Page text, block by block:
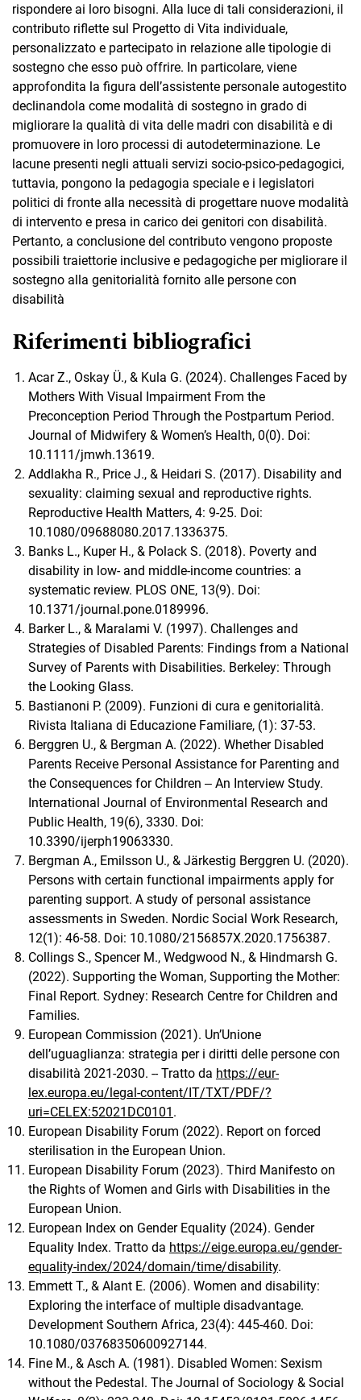
rispondere ai loro bisogni. Alla luce di tali considerazioni, il
contributo riflette sul Progetto di Vita individuale,
personalizzato e partecipato in relazione alle tipologie di
sostegno che esso può offrire. In particolare, viene
approfondita la figura dell’assistente personale autogestito
declinandola come modalità di sostegno in grado di
migliorare la qualità di vita delle madri con disabilità e di
promuovere in loro processi di autodeterminazione. Le
lacune presenti negli attuali servizi socio-psico-pedagogici,
tuttavia, pongono la pedagogia speciale e i legislatori
politici di fronte alla necessità di progettare nuove modalità
di intervento e presa in carico dei genitori con disabilità.
Pertanto, a conclusione del contributo vengono proposte
possibili traiettorie inclusive e pedagogiche per migliorare il
sostegno alla genitorialità fornito alle persone con
disabilità
Riferimenti bibliografici
Acar Z., Oskay Ü., & Kula G. (2024). Challenges Faced by
Mothers With Visual Impairment From the
Preconception Period Through the Postpartum Period.
Journal of Midwifery & Women’s Health, 0(0). Doi:
10.1111/jmwh.13619.
Addlakha R., Price J., & Heidari S. (2017). Disability and
sexuality: claiming sexual and reproductive rights.
Reproductive Health Matters, 4: 9-25. Doi:
10.1080/09688080.2017.1336375.
Banks L., Kuper H., & Polack S. (2018). Poverty and
disability in low- and middle-income countries: a
systematic review. PLOS ONE, 13(9). Doi:
10.1371/journal.pone.0189996.
Barker L., & Maralami V. (1997). Challenges and
Strategies of Disabled Parents: Findings from a National
Survey of Parents with Disabilities. Berkeley: Through
the Looking Glass.
Bastianoni P. (2009). Funzioni di cura e genitorialità.
Rivista Italiana di Educazione Familiare, (1): 37-53.
Berggren U., & Bergman A. (2022). Whether Disabled
Parents Receive Personal Assistance for Parenting and
the Consequences for Children ‒ An Interview Study.
International Journal of Environmental Research and
Public Health, 19(6), 3330. Doi:
10.3390/ijerph19063330.
Bergman A., Emilsson U., & Järkestig Berggren U. (2020).
Persons with certain functional impairments apply for
parenting support. A study of personal assistance
assessments in Sweden. Nordic Social Work Research,
12(1): 46-58. Doi: 10.1080/2156857X.2020.1756387.
Collings S., Spencer M., Wedgwood N., & Hindmarsh G.
(2022). Supporting the Woman, Supporting the Mother:
Final Report. Sydney: Research Centre for Children and
Families.
European Commission (2021). Un’Unione
dell’uguaglianza: strategia per i diritti delle persone con
disabilità 2021-2030. -- Tratto da https://eur-
lex.europa.eu/legal-content/IT/TXT/PDF/?
uri=CELEX:52021DC0101 .
European Disability Forum (2022). Report on forced
sterilisation in the European Union.
European Disability Forum (2023). Third Manifesto on
the Rights of Women and Girls with Disabilities in the
European Union.
European Index on Gender Equality (2024). Gender
Equality Index. Tratto da https://eige.europa.eu/gender-
equality-index/2024/domain/time/disability.
Emmett T., & Alant E. (2006). Women and disability:
Exploring the interface of multiple disadvantage.
Development Southern Africa, 23(4): 445-460. Doi:
10.1080/03768350600927144.
Fine M., & Asch A. (1981). Disabled Women: Sexism
without the Pedestal. The Journal of Sociology & Social